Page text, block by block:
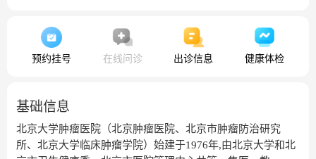
预约挂号 在线问诊 出诊信息 健康体检
基础信息
北京大学肿瘤医院（北京肿瘤医院、北京市肿瘤防治研究
所、北京大学临床肿瘤学院）始建于1976年,由北京大学和北